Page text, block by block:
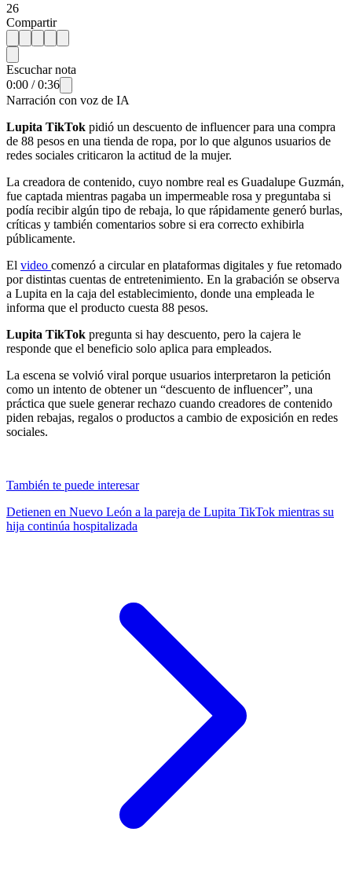
26
Compartir
Escuchar nota
0:00 /0:36
Narración con voz de IA
Lupita TikTok pidió un descuento de influencer para una compra
de 88 pesos en una tienda de ropa, por lo que algunos usuarios de
redes sociales criticaron la actitud de la mujer.
La creadora de contenido, cuyo nombre real es Guadalupe Guzmán,
fue captada mientras pagaba un impermeable rosa y preguntaba si
podía recibir algún tipo de rebaja, lo que rápidamente generó burlas,
críticas y también comentarios sobre si era correcto exhibirla
públicamente.
El video comenzó a circular en plataformas digitales y fue retomado
por distintas cuentas de entretenimiento. En la grabación se observa
a Lupita en la caja del establecimiento, donde una empleada le
informa que el producto cuesta 88 pesos.
Lupita TikTok pregunta si hay descuento, pero la cajera le
responde que el beneficio solo aplica para empleados.
La escena se volvió viral porque usuarios interpretaron la petición
como un intento de obtener un “descuento de influencer”, una
práctica que suele generar rechazo cuando creadores de contenido
piden rebajas, regalos o productos a cambio de exposición en redes
sociales.
También te puede interesar
Detienen en Nuevo León a la pareja de Lupita TikTok mientras su
hija continúa hospitalizada